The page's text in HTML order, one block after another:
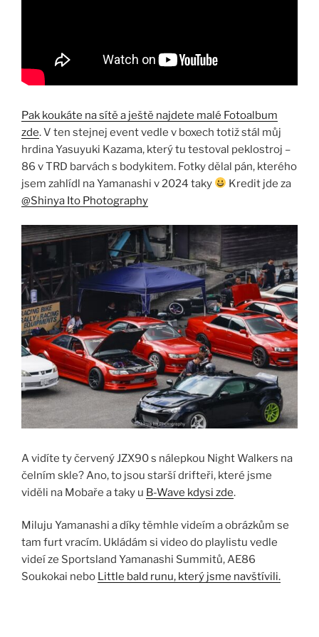
Pak koukáte na sítě a ještě najdete malé Fotoalbum
zde. V ten stejnej event vedle v boxech totiž stál můj
hrdina Yasuyuki Kazama, který tu testoval peklostroj –
86 v TRD barvách s bodykitem. Fotky dělal pán, kterého
jsem zahlídl na Yamanashi v 2024 taky
Kredit jde za
@Shinya Ito Photography
A vidíte ty červený JZX90 s nálepkou Night Walkers na
čelním skle? Ano, to jsou starší drifteři, které jsme
viděli na Mobaře a taky u B-Wave kdysi zde.
Miluju Yamanashi a díky těmhle videím a obrázkům se
tam furt vracím. Ukládám si video do playlistu vedle
videí ze Sportsland Yamanashi Summitů, AE86
Soukokai nebo Little bald runu, který jsme navštívili.